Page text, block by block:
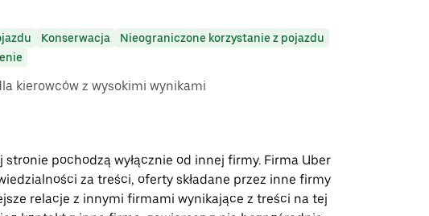
Konserwacja
Nieograniczone korzystanie z pojazdu
kierowców z wysokimi wynikami
pochodzą wyłącznie od innej firmy. Firma Uber
za treści, oferty składane przez inne firmy
relacje z innymi firmami wynikające z treści na tej